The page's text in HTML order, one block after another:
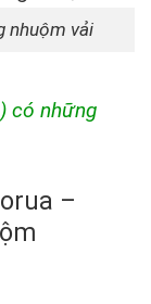
nhuộm vải
có những
–